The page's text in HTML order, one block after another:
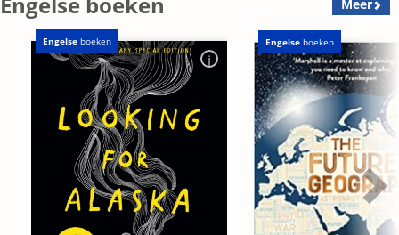
Meer
Engelse boeken Engelse boeken